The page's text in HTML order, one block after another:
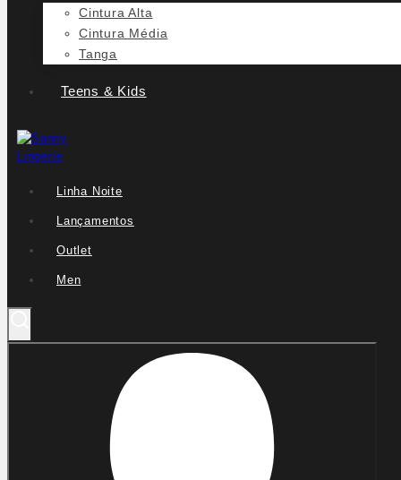
Cintura Alta
Cintura Média
Tanga
Teens & Kids
Linha Noite
Lançamentos
Outlet
Men